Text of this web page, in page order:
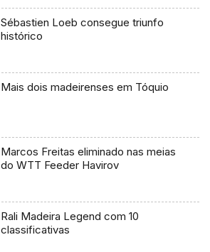
Sébastien Loeb consegue triunfo
histórico
Mais dois madeirenses em Tóquio
Marcos Freitas eliminado nas meias
do WTT Feeder Havirov
Rali Madeira Legend com 10
classificativas